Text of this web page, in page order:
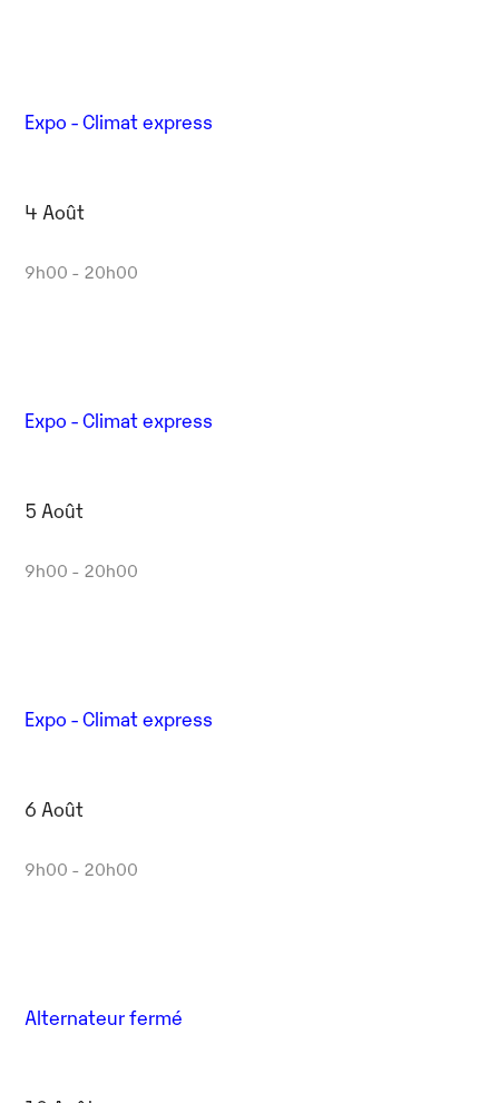
Expo - Climat express
4 Août
9h00 - 20h00
Expo - Climat express
5 Août
9h00 - 20h00
Expo - Climat express
6 Août
9h00 - 20h00
Alternateur fermé